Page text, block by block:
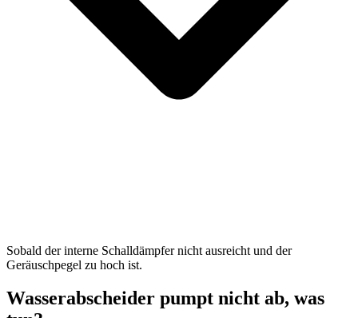
Sobald der interne Schalldämpfer nicht ausreicht und der
Geräuschpegel zu hoch ist.
Wasserabscheider pumpt nicht ab, was